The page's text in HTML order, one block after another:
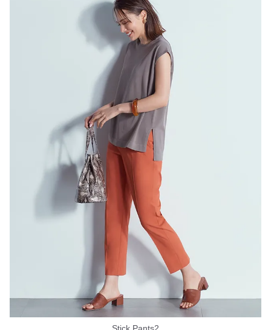
Stick Pants2